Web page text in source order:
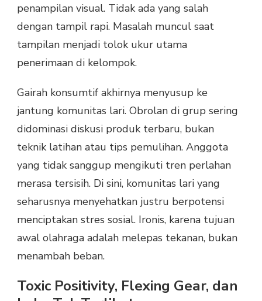
penampilan visual. Tidak ada yang salah
dengan tampil rapi. Masalah muncul saat
tampilan menjadi tolok ukur utama
penerimaan di kelompok.
Gairah konsumtif akhirnya menyusup ke
jantung komunitas lari. Obrolan di grup sering
didominasi diskusi produk terbaru, bukan
teknik latihan atau tips pemulihan. Anggota
yang tidak sanggup mengikuti tren perlahan
merasa tersisih. Di sini, komunitas lari yang
seharusnya menyehatkan justru berpotensi
menciptakan stres sosial. Ironis, karena tujuan
awal olahraga adalah melepas tekanan, bukan
menambah beban.
Toxic Positivity, Flexing Gear, dan